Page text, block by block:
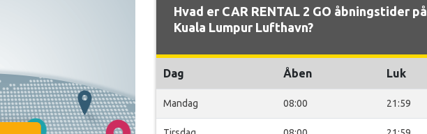
Hvad er CAR RENTAL 2 GO åbningstider på
Kuala Lumpur Lufthavn?
Dag Åben Luk
Mandag 08:00 21:59